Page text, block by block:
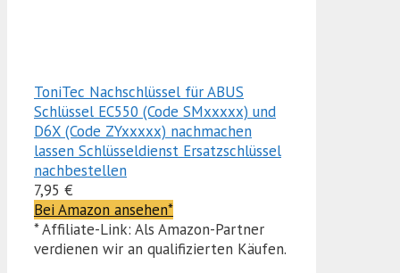
ToniTec Nachschlüssel für ABUS
Schlüssel EC550 (Code SMxxxxx) und
D6X (Code ZYxxxxx) nachmachen
lassen Schlüsseldienst Ersatzschlüssel
nachbestellen
7,95 €
Bei Amazon ansehen*
* Affiliate-Link: Als Amazon-Partner
verdienen wir an qualifizierten Käufen.